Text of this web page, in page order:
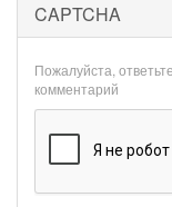
CAPTCHA
Пожалуйста,
комментарий